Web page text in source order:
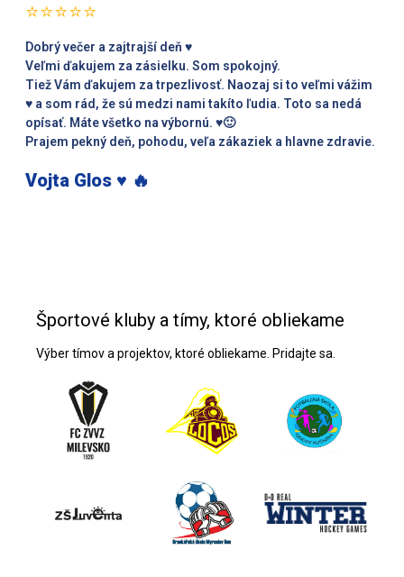
⭐⭐⭐⭐⭐
Dobrý večer a zajtrajší deň ♥️
Veľmi ďakujem za zásielku. Som spokojný.
Tiež Vám ďakujem za trpezlivosť. Naozaj si to veľmi vážim
♥️ a som rád, že sú medzi nami takíto ľudia. Toto sa nedá
opísať. Máte všetko na výbornú. ♥️🙂
Prajem pekný deň, pohodu, veľa zákaziek a hlavne zdravie.
Vojta Glos ♥️ 🔥
Športové kluby a tímy, ktoré obliekame
Výber tímov a projektov, ktoré obliekame. Pridajte sa.